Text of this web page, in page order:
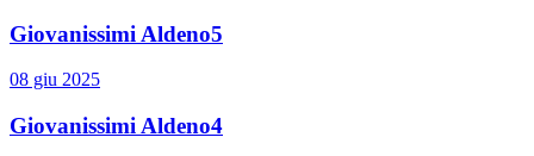
Giovanissimi Aldeno5
08 giu 2025
Giovanissimi Aldeno4